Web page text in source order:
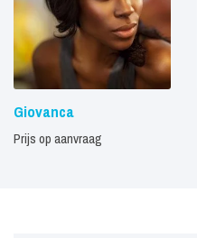
Giovanca
Prijs op aanvraag